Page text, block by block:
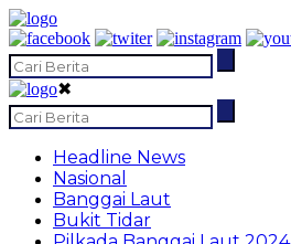
✖
Headline News
Nasional
Banggai Laut
Bukit Tidar